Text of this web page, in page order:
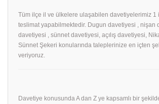
Tüm ilçe il ve ülkelere ulaşabilen davetiyelerimiz 1
teslimat yapabilmektedir. Dugun davetiyesi , nişan
davetiyesi , sünnet davetiyesi, açılış davetiyesi,
Sünnet Şekeri konularında taleplerinize en içten
veriyoruz.
Davetiye konusunda A dan Z ye kapsamlı bir